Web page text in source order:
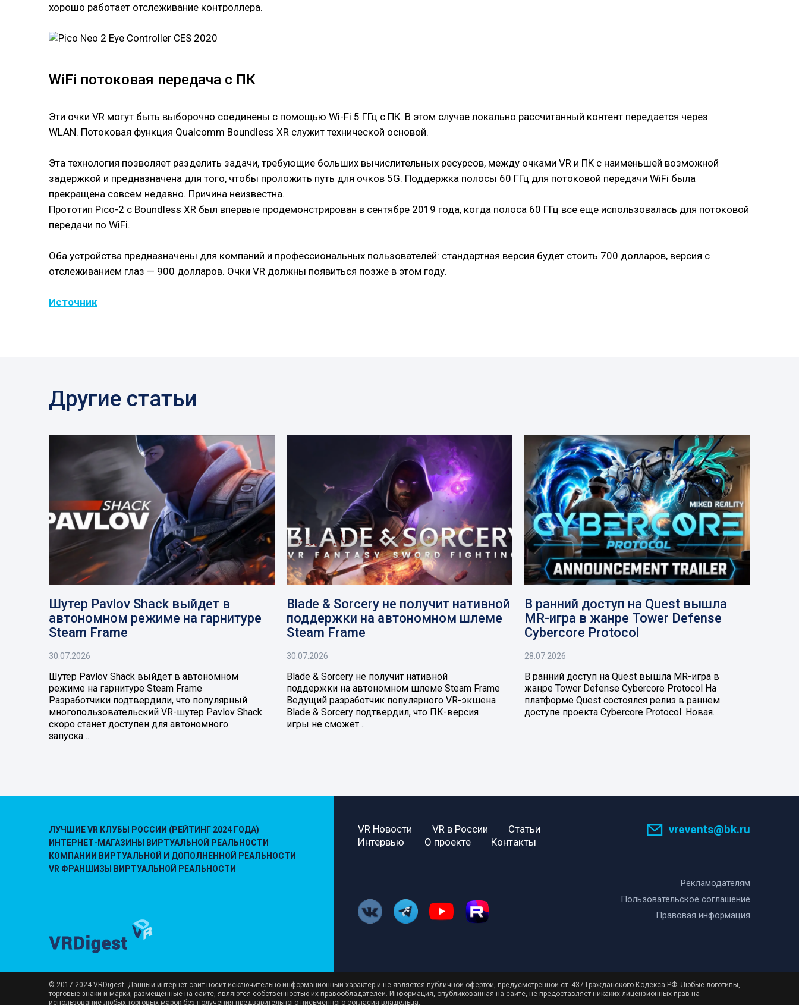
хорошо работает отслеживание контроллера.
WiFi потоковая передача с ПК
Эти очки VR могут быть выборочно соединены с помощью Wi-Fi 5 ГГц с ПК. В этом случае локально рассчитанный контент передается через
WLAN. Потоковая функция Qualcomm Boundless XR служит технической основой.
Эта технология позволяет разделить задачи, требующие больших вычислительных ресурсов, между очками VR и ПК с наименьшей возможной
задержкой и предназначена для того, чтобы проложить путь для очков 5G. Поддержка полосы 60 ГГц для потоковой передачи WiFi была
прекращена совсем недавно. Причина неизвестна.
Прототип Pico-2 с Boundless XR был впервые продемонстрирован в сентябре 2019 года, когда полоса 60 ГГц все еще использовалась для потоковой
передачи по WiFi.
Оба устройства предназначены для компаний и профессиональных пользователей: стандартная версия будет стоить 700 долларов, версия с
отслеживанием глаз — 900 долларов. Очки VR должны появиться позже в этом году.
Источник
Другие статьи
Шутер Pavlov Shack выйдет в
автономном режиме на гарнитуре
Steam Frame
30.07.2026
Шутер Pavlov Shack выйдет в автономном
режиме на гарнитуре Steam Frame
Разработчики подтвердили, что популярный
многопользовательский VR-шутер Pavlov Shack
скоро станет доступен для автономного
запуска…
Blade & Sorcery не получит нативной
поддержки на автономном шлеме
Steam Frame
30.07.2026
Blade & Sorcery не получит нативной
поддержки на автономном шлеме Steam Frame
Ведущий разработчик популярного VR-экшена
Blade & Sorcery подтвердил, что ПК-версия
игры не сможет…
В ранний доступ на Quest вышла
MR-игра в жанре Tower Defense
Cybercore Protocol
28.07.2026
В ранний доступ на Quest вышла MR-игра в
жанре Tower Defense Cybercore Protocol На
платформе Quest состоялся релиз в раннем
доступе проекта Cybercore Protocol. Новая…
ЛУЧШИЕ VR КЛУБЫ РОССИИ (РЕЙТИНГ 2024 ГОДА)
ИНТЕРНЕТ-МАГАЗИНЫ ВИРТУАЛЬНОЙ РЕАЛЬНОСТИ
КОМПАНИИ ВИРТУАЛЬНОЙ И ДОПОЛНЕННОЙ РЕАЛЬНОСТИ
VR ФРАНШИЗЫ ВИРТУАЛЬНОЙ РЕАЛЬНОСТИ
VR Новости VR в России
Статьи
Интервью
О проекте Контакты
vrevents@bk.ru
Рекламодателям
Пользовательское соглашение
Правовая информация
© 2017-2024 VRDigest. Данный интернет-сайт носит исключительно информационный характер и не является публичной офертой, предусмотренной ст. 437 Гражданского Кодекса РФ. Любые логотипы,
торговые знаки и марки, размещенные на сайте, являются собственностью их правообладателей. Информация, опубликованная на сайте, не предоставляет никаких лицензионных прав на
использование любых торговых марок без получения предварительного письменного согласия владельца.